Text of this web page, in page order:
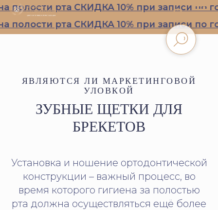
рта СКИДКА 10% при записи по
рта СКИДКА 10% при записи по
ЯВЛЯЮТСЯ ЛИ МАРКЕТИНГОВОЙ
УЛОВКОЙ
ЗУБНЫЕ ЩЕТКИ ДЛЯ
БРЕКЕТОВ
Установка и ношение ортодонтической
конструкции – важный процесс, во
время которого гигиена за полостью
рта должна осуществляться ещё более